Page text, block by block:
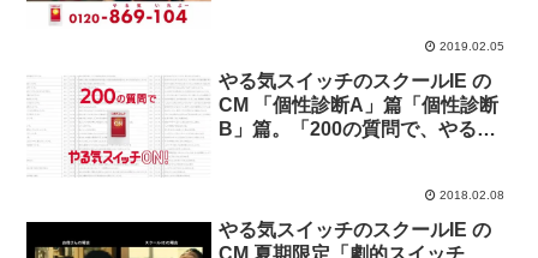
2019.02.05
やる気スイッチのスクールIE の
CM 「個性診断A」篇「個性診断
B」篇。「200の質問で、やる気
2018.02.08
やる気スイッチのスクールIE の
CM 夏期限定「劇的スイッチ